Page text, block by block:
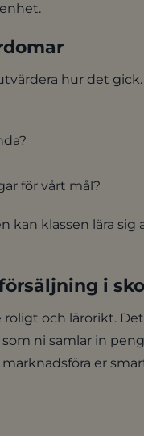
hur det gick.
för vårt mål?
kan klassen lära
i
roligt och lärorikt.
ni samlar in
er